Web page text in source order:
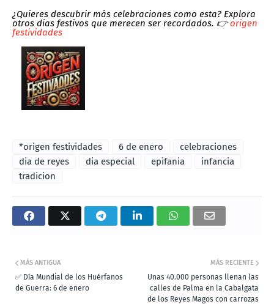
¿Quieres descubrir más celebraciones como esta? Explora
otros días festivos que merecen ser recordados. 👉 origen
festividades
*origen festividades 6 de enero
celebraciones
dia de reyes
dia especial epifania
infancia
tradicion
MÁS RECIENTE
Unas 40.000 personas llenan las
calles de Palma en la Cabalgata
de los Reyes Magos con carrozas
MÁS ANTIGUA
✅ Día Mundial de los Huérfanos
de Guerra: 6 de enero